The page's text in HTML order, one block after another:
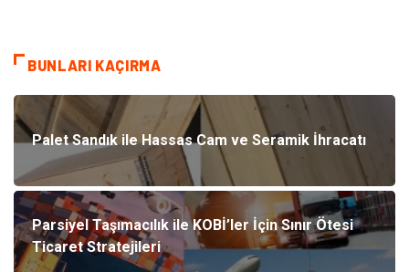
BUNLARI KAÇIRMA
Palet Sandık ile Hassas Cam ve Seramik İhracatı
Parsiyel Taşımacılık ile KOBİ’ler İçin Sınır Ötesi
Ticaret Stratejileri